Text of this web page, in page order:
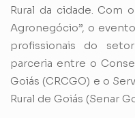
Rural da cidade. Com
Agronegócio”, o
profissionais do
parceria entre o
Goiás (CRCGO) e o
Rural de Goiás (Senar